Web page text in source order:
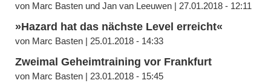
von Marc Basten und Jan van Leeuwen | 27.01.2018 - 12:11
»Hazard hat das nächste Level erreicht«
von Marc Basten | 25.01.2018 - 14:33
Zweimal Geheimtraining vor Frankfurt
von Marc Basten | 23.01.2018 - 15:45